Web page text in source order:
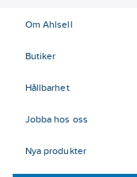
Om Ahlsell
Butiker
Hållbarhet
Jobba hos oss
Nya produkter